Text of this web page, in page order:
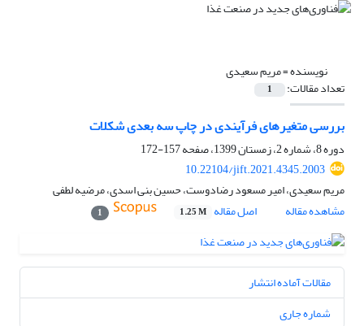
نویسنده =مریم سعیدی
تعداد مقالات: 1
بررسی متغیرهای فرآیندی در چاپ سه بعدی شکلات
دوره 8، شماره 2، زمستان 1399، صفحه
157-172
10.22104/jift.2021.4345.2003
مریم سعیدی، امیر مسعود رضادوست، حسین بنی اسدی، مرضیه لطفی
مشاهده مقاله
اصل مقاله 1.25 M
1
مقالات آماده انتشار
شماره جاری